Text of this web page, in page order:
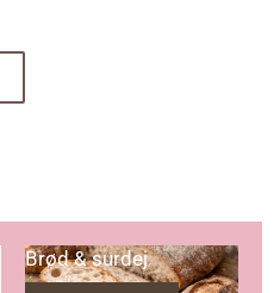
Brød & surdej